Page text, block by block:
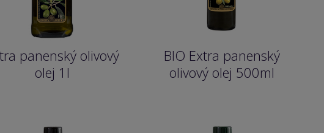
panenský olivový
olej 1l
BIO Extra panenský
olivový olej 500ml